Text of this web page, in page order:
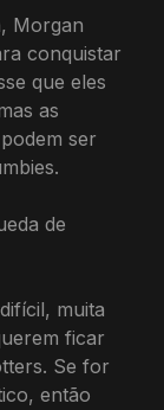
Morgan
conquistar
que eles
as
ser
de
muita
ficar
Se for
então